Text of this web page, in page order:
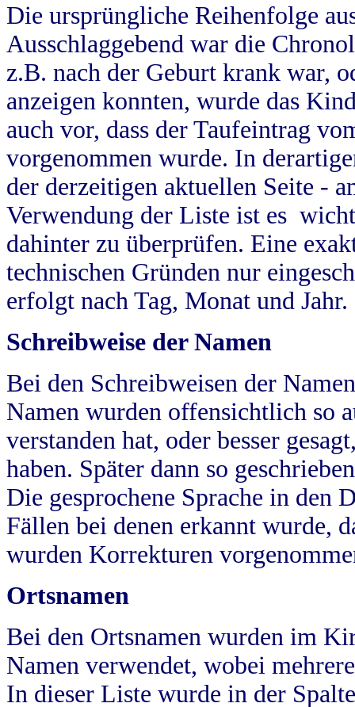
Die ursprüngliche Reihenfolge
Ausschlaggebend war die
z.B. nach der Geburt krank war,
anzeigen konnten, wurde das
auch vor, dass der Taufeintrag
vorgenommen wurde. In
der derzeitigen aktuellen Seite -
Verwendung der Liste ist es
dahinter zu überprüfen. Eine
technischen Gründen nur
erfolgt nach Tag, Monat und Jahr.
Schreibweise der Namen
Bei den Schreibweisen der
Namen wurden offensichtlich so
verstanden hat, oder besser
haben. Später dann so
Die gesprochene Sprache in
Fällen bei denen erkannt wurde,
wurden Korrekturen
Ortsnamen
Bei den Ortsnamen wurden im
Namen verwendet, wobei
In dieser Liste wurde in der